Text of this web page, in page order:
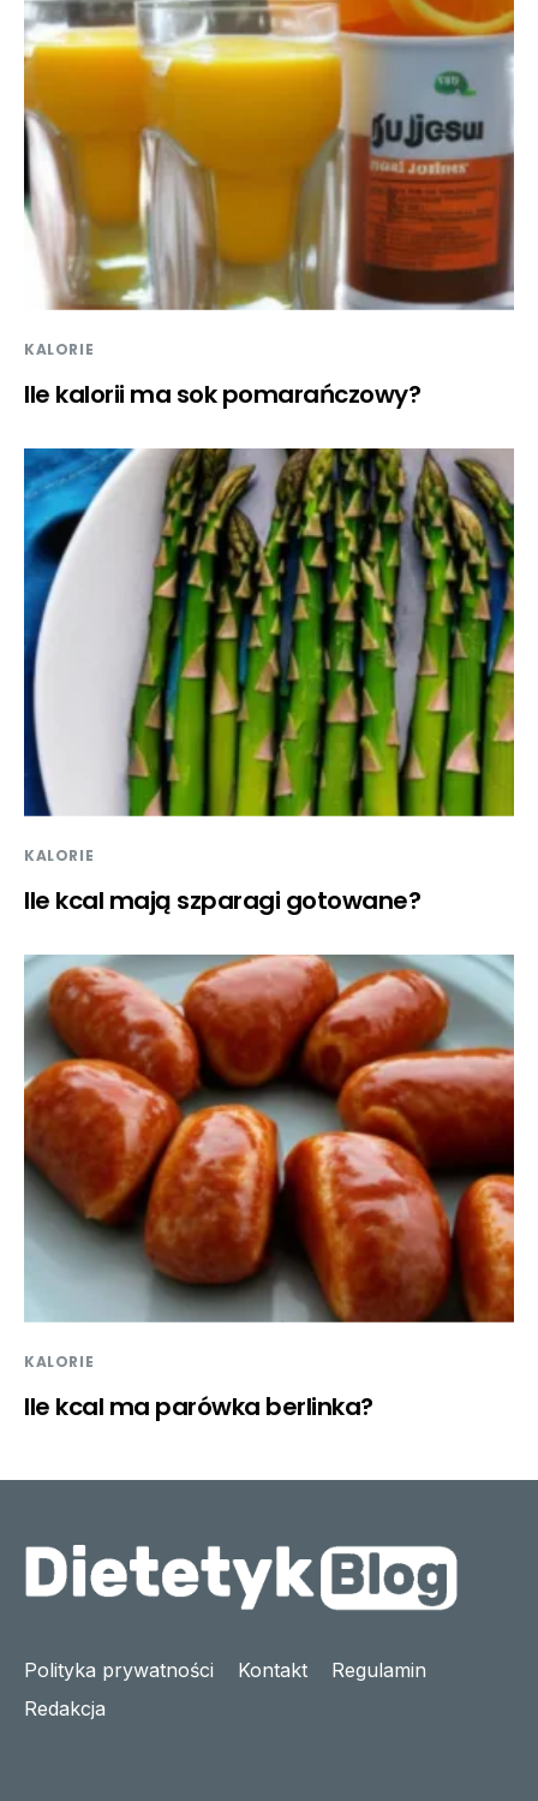
KALORIE
Ile kalorii ma sok pomarańczowy?
KALORIE
Ile kcal mają szparagi gotowane?
KALORIE
Ile kcal ma parówka berlinka?
Polityka prywatności Kontakt
Regulamin
Redakcja